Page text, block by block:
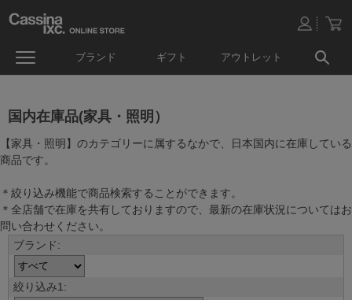
ブランド ギフト アウトレット
国内在庫品(家具・照明）
【家具・照明】のカテゴリーに属するなかで、日本国内に在庫している
商品です。
＊絞り込み機能で商品検索することができます。
＊全店舗で在庫を共有しておりますので、最新の在庫状況についてはお
問い合わせください。